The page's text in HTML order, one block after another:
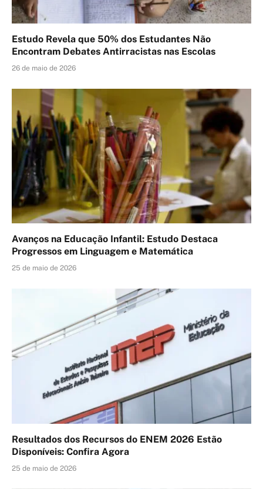
Estudo Revela que 50% dos Estudantes Não
Encontram Debates Antirracistas nas Escolas
26 de maio de 2026
Avanços na Educação Infantil: Estudo Destaca
Progressos em Linguagem e Matemática
25 de maio de 2026
Resultados dos Recursos do ENEM 2026 Estão
Disponíveis: Confira Agora
25 de maio de 2026